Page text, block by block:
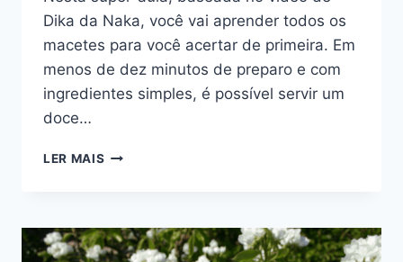
Dika da Naka, você vai aprender todos os
macetes para você acertar de primeira. Em
menos de dez minutos de preparo e com
ingredientes simples, é possível servir um
doce…
LER MAIS PETIT